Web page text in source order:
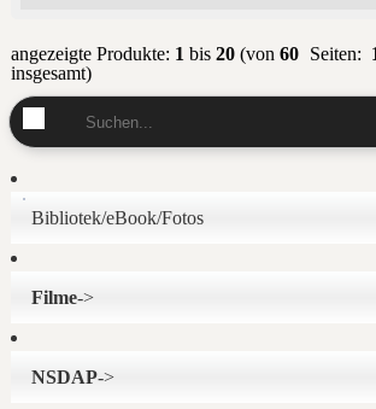
Seiten:
angezeigte Produkte: 1 bis 20(von 60
insgesamt)
Bibliotek/eBook/Fotos
Filme->
NSDAP->